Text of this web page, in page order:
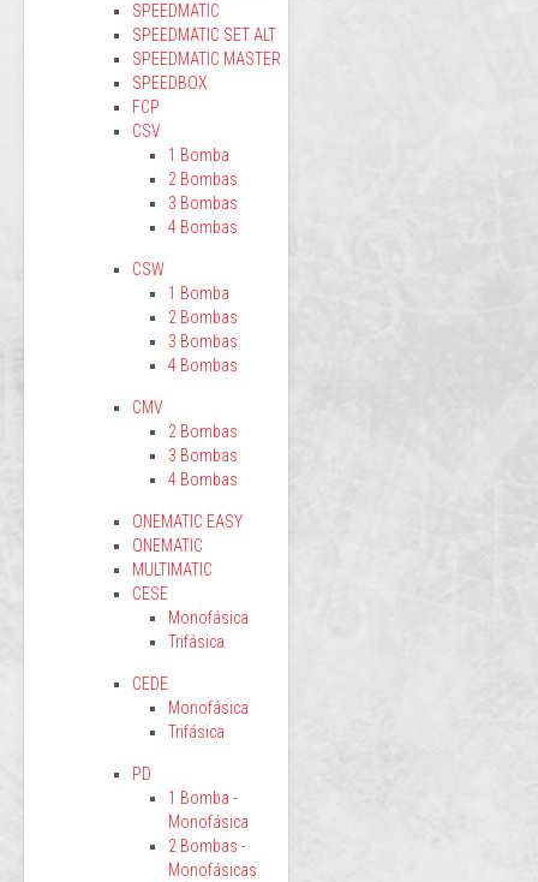
SPEEDMATIC
SPEEDMATIC SET ALT
SPEEDMATIC MASTER
SPEEDBOX
FCP
CSV
1 Bomba
2 Bombas
3 Bombas
4 Bombas
CSW
1 Bomba
2 Bombas
3 Bombas
4 Bombas
CMV
2 Bombas
3 Bombas
4 Bombas
ONEMATIC EASY
ONEMATIC
MULTIMATIC
CESE
Monofásica
Trifásica
CEDE
Monofásica
Trifásica
PD
1 Bomba -
Monofásica
2 Bombas -
Monofásicas